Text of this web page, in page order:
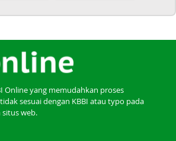
Online yang memudahkan proses
sesuai dengan KBBI atau typo pada
web.